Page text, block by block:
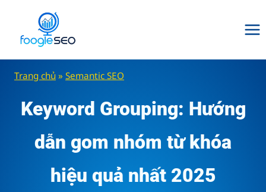
content
Trang chủ » Semantic SEO
Keyword Grouping: Hướng
dẫn gom nhóm từ khóa
hiệu quả nhất 2025